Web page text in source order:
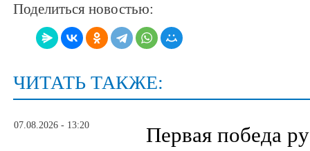
Поделиться новостью:
ЧИТАТЬ ТАКЖЕ:
07.08.2026 - 13:20 Первая победа